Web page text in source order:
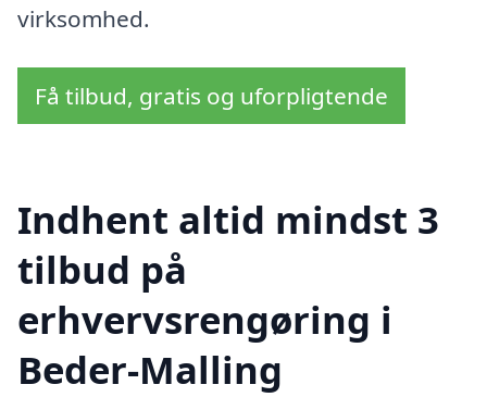
virksomhed.
Få tilbud, gratis og uforpligtende
Indhent altid mindst 3
tilbud på
erhvervsrengøring i
Beder-Malling